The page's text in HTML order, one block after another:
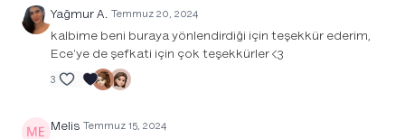
Yağmur A. Temmuz 20, 2024
kalbime beni buraya yönlendirdiği için teşekkür ederim,
Ece'ye de şefkati için çok teşekkürler <3
3
Melis Temmuz 15, 2024